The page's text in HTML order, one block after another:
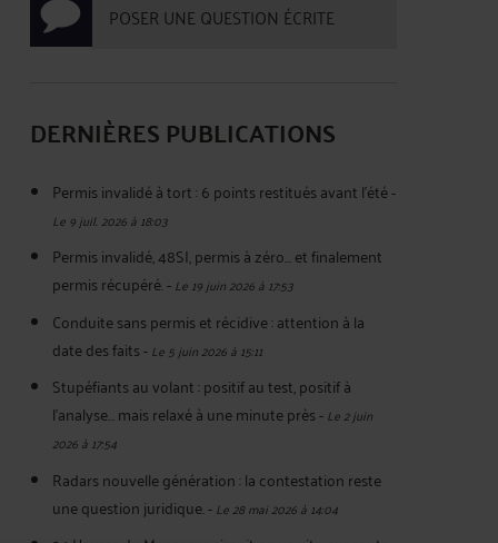
POSER UNE QUESTION ÉCRITE
DERNIÈRES PUBLICATIONS
Permis invalidé à tort : 6 points restitués avant l’été-
Le 9 juil. 2026 à 18:03
Permis invalidé, 48SI, permis à zéro… et finalement
permis récupéré.-Le 19 juin 2026 à 17:53
Conduite sans permis et récidive : attention à la
date des faits-Le 5 juin 2026 à 15:11
Stupéfiants au volant : positif au test, positif à
l’analyse… mais relaxé à une minute près-Le 2 juin
2026 à 17:54
Radars nouvelle génération : la contestation reste
une question juridique.-Le 28 mai 2026 à 14:04